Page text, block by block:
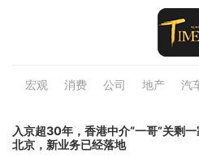
宏观 消费 公司 地产 汽
入京超30年，香港中介“一哥”关剩
北京，新业务已经落地